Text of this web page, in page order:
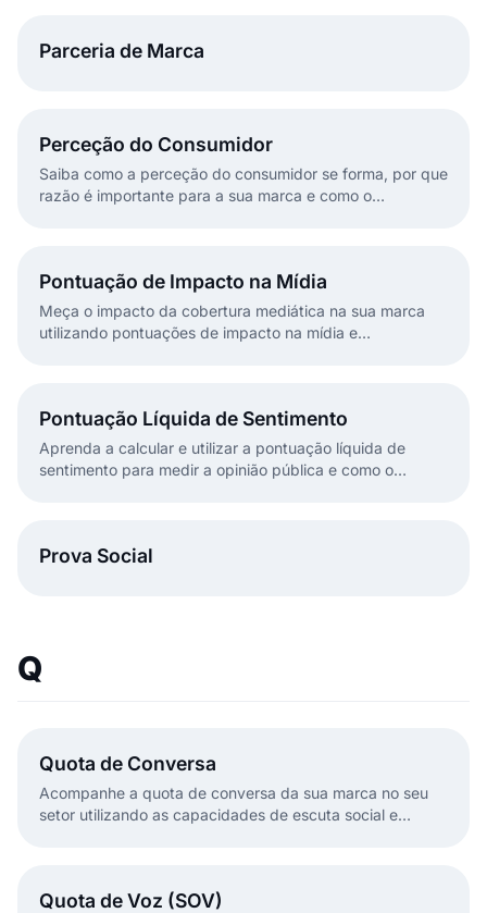
Parceria de Marca
Perceção do Consumidor
Saiba como a perceção do consumidor se forma, por que
razão é importante para a sua marca e como o
Pontuação de Impacto na Mídia
Meça o impacto da cobertura mediática na sua marca
utilizando pontuações de impacto na mídia e
Pontuação Líquida de Sentimento
Aprenda a calcular e utilizar a pontuação líquida de
sentimento para medir a opinião pública e como o
Prova Social
Q
Quota de Conversa
Acompanhe a quota de conversa da sua marca no seu
setor utilizando as capacidades de escuta social e
Quota de Voz (SOV)